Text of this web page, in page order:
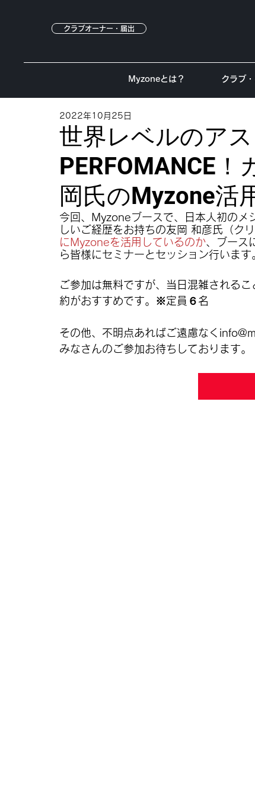
クラブオーナー・届出
Myzoneとは？ クラブ
世界レベルのア
PERFOMANCE
岡氏のMyzone活
2022年10月25日
今回、Myzoneブースで、日本人初のメ
しいご経歴をお持ちの友岡 和彦氏（ク
にMyzoneを活用しているのか、ブース
ら皆様にセミナーとセッション行います
ご参加は無料ですが、当日混雑される
約がおすすめです。※定員６名
その他、不明点あればご遠慮なく
みなさんのご参加お待ちしております。